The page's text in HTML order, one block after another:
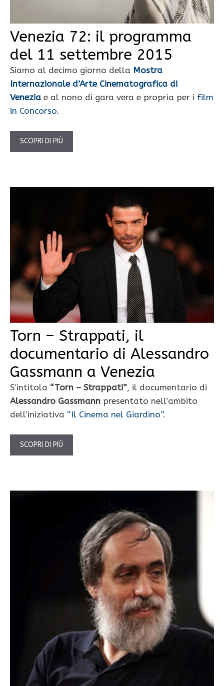
Venezia 72: il programma
del 11 settembre 2015
Siamo al decimo giorno della Mostra
Internazionale d’Arte Cinematografica di
Venezia e al nono di gara vera e propria per i film
in Concorso.
SCOPRI DI PIÙ
Torn – Strappati, il
documentario di Alessandro
Gassmann a Venezia
S’intitola “Torn – Strappati”, il documentario di
Alessandro Gassmann presentato nell’ambito
dell’iniziativa “Il Cinema nel Giardino”.
SCOPRI DI PIÙ